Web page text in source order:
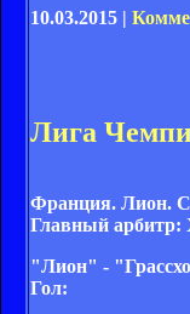
10.03.2015 |
Лига
Франция. Лион.
Главный арбитр:
"Лион" -
Гол: